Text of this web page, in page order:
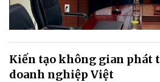
Kiến tạo không gian phát
doanh nghiệp Việt